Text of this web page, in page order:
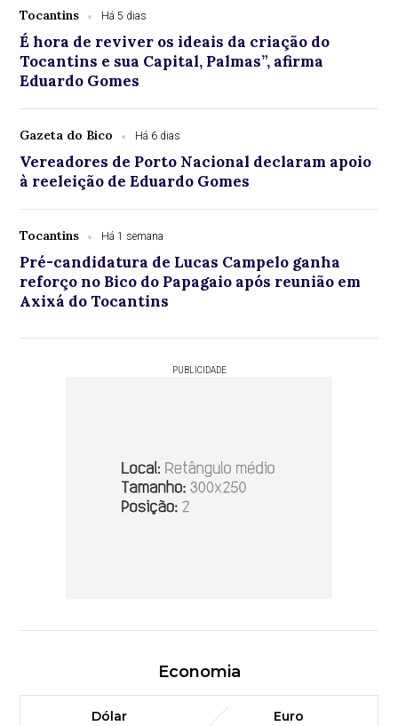
Tocantins Há 5 dias
É hora de reviver os ideais da criação do
Tocantins e sua Capital, Palmas”, afirma
Eduardo Gomes
Gazeta do Bico Há 6 dias
Vereadores de Porto Nacional declaram apoio
à reeleição de Eduardo Gomes
Tocantins Há 1 semana
Pré-candidatura de Lucas Campelo ganha
reforço no Bico do Papagaio após reunião em
Axixá do Tocantins
PUBLICIDADE
Economia
Dólar
Euro